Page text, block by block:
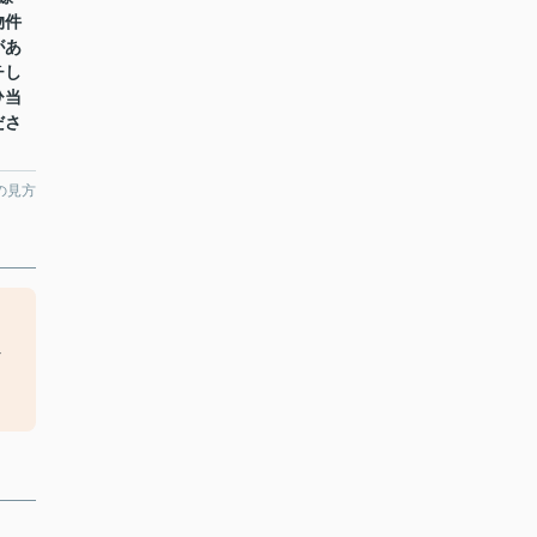
件
あ
し
当
見方